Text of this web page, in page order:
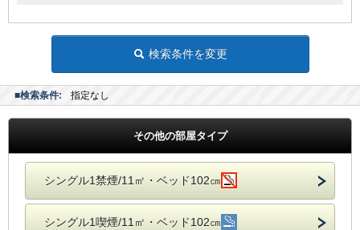
検索条件を変更
■検索条件: 指定なし
その他の部屋タイプ
シングル1禁煙/11㎡・ベッド102㎝
シングル1喫煙/11㎡・ベッド102㎝